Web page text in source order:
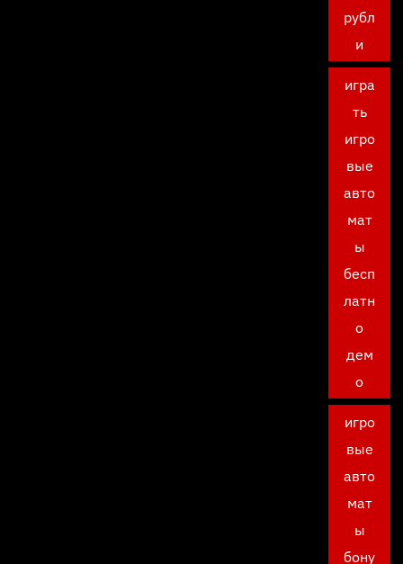
рубл
и
игра
ть
игро
вые
авто
мат
ы
бесп
латн
о
дем
о
игро
вые
авто
мат
ы
бону